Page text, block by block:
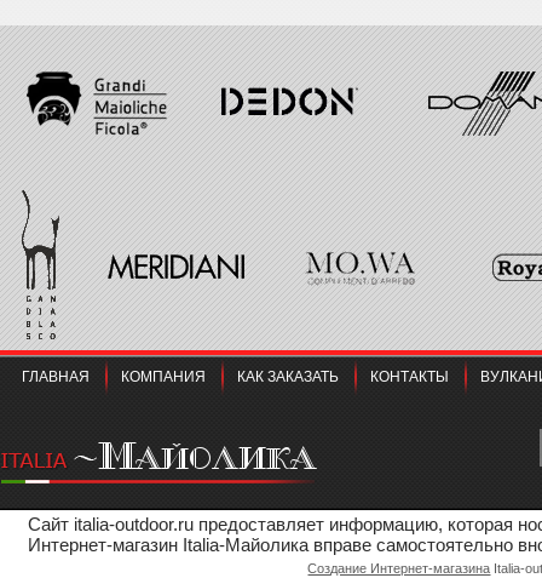
ГЛАВНАЯ КОМПАНИЯ КАК ЗАКАЗАТЬ КОНТАКТЫ
Сайт italia-outdoor.ru предоставляет информацию, которая
Интернет-магазин Italia-Майолика вправе самостоятельно
Создание Интернет-магазина Italia-